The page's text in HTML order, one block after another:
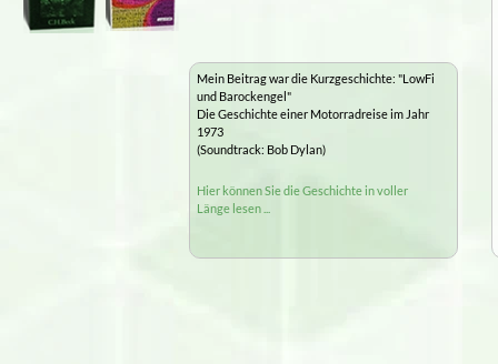
Mein Beitrag war die Kurzgeschichte: "LowFi
und Barockengel"
Die Geschichte einer Motorradreise im Jahr
1973
(Soundtrack: Bob Dylan)
Hier können Sie die Geschichte in voller
Länge lesen ...